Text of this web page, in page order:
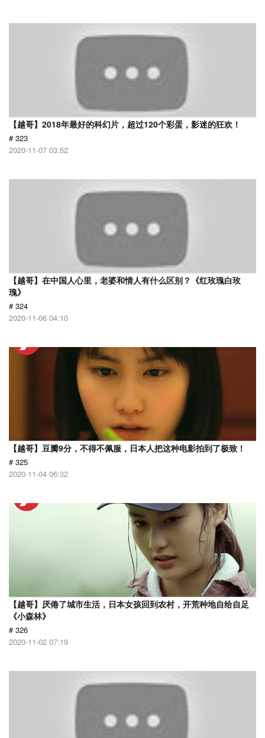
【越哥】2018年最好的科幻片，超过120个彩蛋，影迷的狂欢！
# 323
2020-11-07 03:52
【越哥】在中国人心里，老婆和情人有什么区别？《红玫瑰白玫
瑰》
# 324
2020-11-06 04:10
【越哥】豆瓣9分，不得不佩服，日本人把这种电影拍到了极致！
# 325
2020-11-04 06:32
【越哥】厌倦了城市生活，日本女孩回到农村，开荒种地自给自足
《小森林》
# 326
2020-11-02 07:19